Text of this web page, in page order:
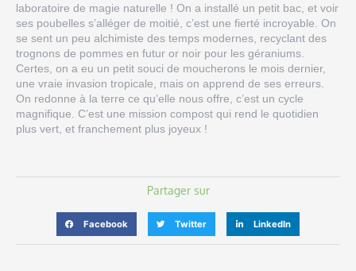
laboratoire de magie naturelle ! On a installé un petit bac, et voir
ses poubelles s’alléger de moitié, c’est une fierté incroyable. On
se sent un peu alchimiste des temps modernes, recyclant des
trognons de pommes en futur or noir pour les géraniums.
Certes, on a eu un petit souci de moucherons le mois dernier,
une vraie invasion tropicale, mais on apprend de ses erreurs.
On redonne à la terre ce qu’elle nous offre, c’est un cycle
magnifique. C’est une mission compost qui rend le quotidien
plus vert, et franchement plus joyeux !
Partager sur
Facebook Twitter LinkedIn